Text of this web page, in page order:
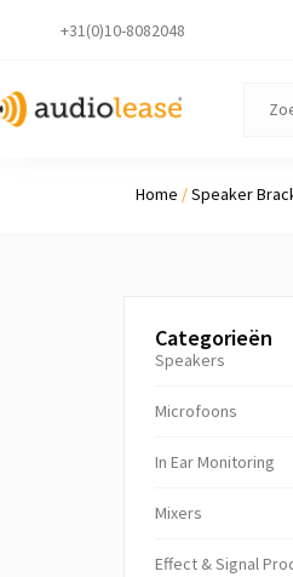
+31(0)10-8082048
Home /Speaker
Categorieën
Speakers
Microfoons
In Ear Monitoring
Mixers
Ef­fect & Sig­nal